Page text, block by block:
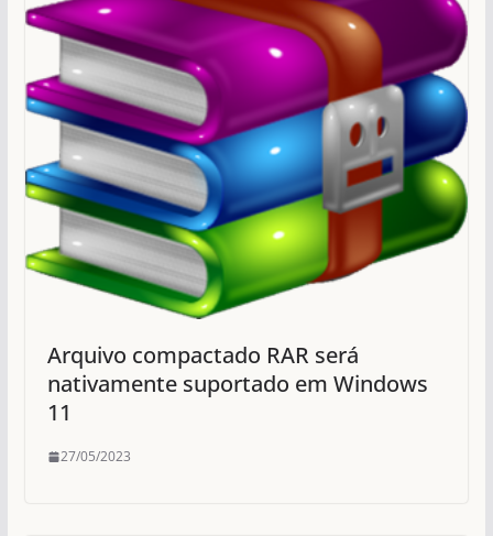
Arquivo compactado RAR será
nativamente suportado em Windows
11
27/05/2023